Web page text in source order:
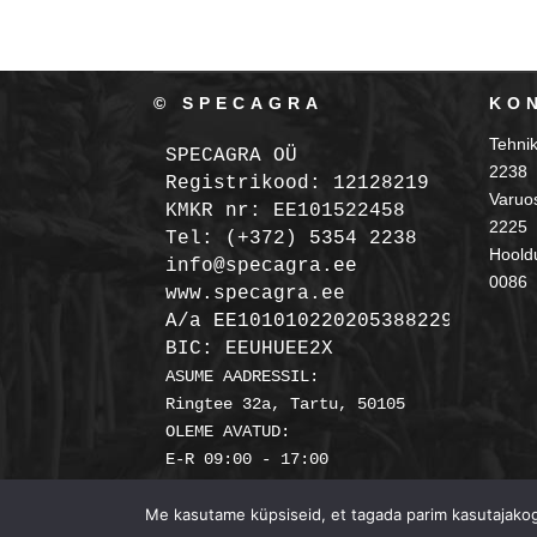
© SPECAGRA
SPECAGRA OÜ
Registrikood: 12128219
KMKR nr: EE101522458
Tel: (+372) 5354 2238
info@specagra.ee
A/a EE101010220205388229 SEB
BIC: EEUHUEE2X
ASUME AADRESSIL:
Ringtee 32a, Tartu, 50105
OLEME AVATUD:
E-R 09:00 - 17:00
2238
2225
0086
Me kasutame küpsiseid, et tagada parim